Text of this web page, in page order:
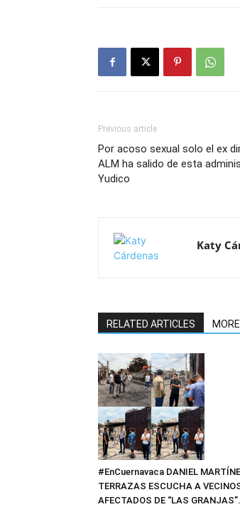
Previous article
Por acoso sexual solo el ex
ALM ha salido de esta
Yudico
Katy
RELATED ARTICLES
#EnCuernavaca DANIEL
TERRAZAS ESCUCHA A
AFECTADOS DE “LAS GRANJAS”.